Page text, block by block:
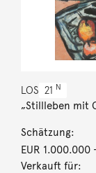
LOS 21 N
„Stillleben mit
Schätzung:
EUR 1.000.000-
Verkauft für: